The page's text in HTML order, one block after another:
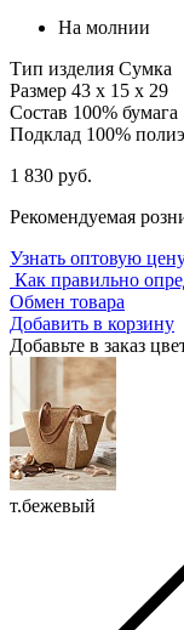
На молнии
Тип изделия Сумка
Размер 43 х 15 х 29
Состав 100% бумага
Подклад 100%
1 830 руб.
Рекомендуемая
Узнать оптовую
Как правильно
Обмен товара
Добавить в корзину
Добавьте в заказ
т.бежевый